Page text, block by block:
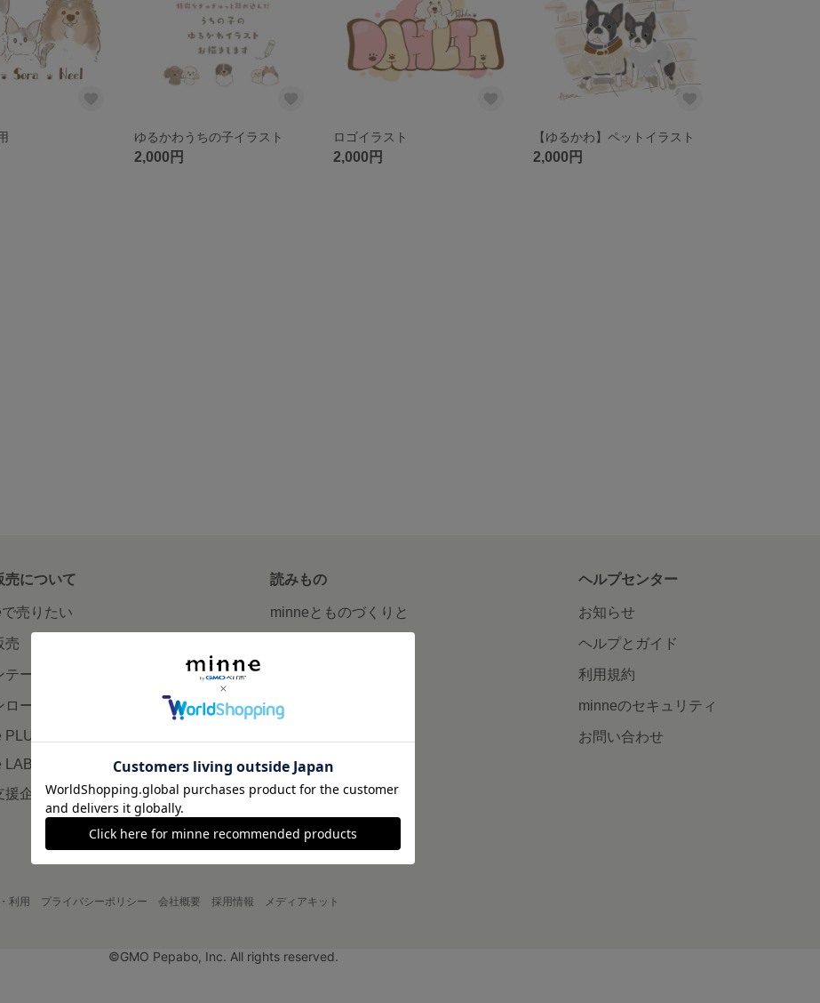
ゆるかわうちの子イラスト
2,000円
ロゴイラスト
2,000円
【ゆるかわ】ペットイラスト
2,000円
売について
売りたい
売
テージ販売
ロード販売
LAB
援企画・イベント
読みもの
minneとものづくりと
minneの本
広告出稿について
ヘルプセンター
お知らせ
ヘルプとガイド
利用規約
minneのセキュリティ
お問い合わせ
利用 プライバシーポリシー 会社概要 採用情報 メディアキット
©GMO Pepabo, Inc. All rights reserved.